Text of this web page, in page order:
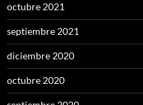
octubre 2021
septiembre 2021
diciembre 2020
octubre 2020